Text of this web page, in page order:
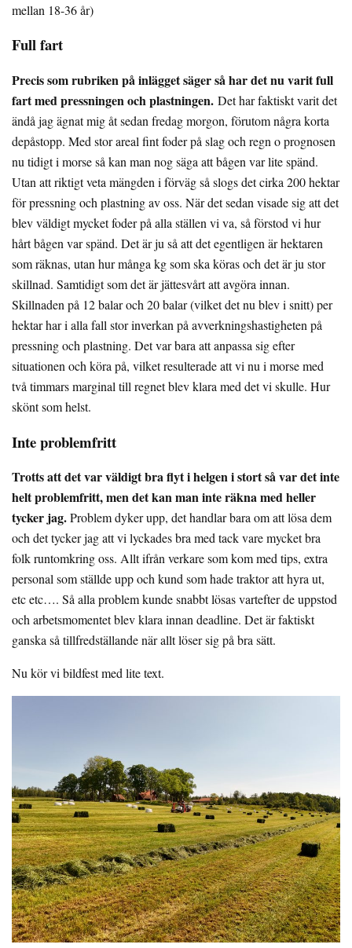
mellan 18-36 år)
Full fart
Precis som rubriken på inlägget säger så har det nu varit full
fart med pressningen och plastningen. Det har faktiskt varit det
ändå jag ägnat mig åt sedan fredag morgon, förutom några korta
depåstopp. Med stor areal fint foder på slag och regn o prognosen
nu tidigt i morse så kan man nog säga att bågen var lite spänd.
Utan att riktigt veta mängden i förväg så slogs det cirka 200 hektar
för pressning och plastning av oss. När det sedan visade sig att det
blev väldigt mycket foder på alla ställen vi va, så förstod vi hur
hårt bågen var spänd. Det är ju så att det egentligen är hektaren
som räknas, utan hur många kg som ska köras och det är ju stor
skillnad. Samtidigt som det är jättesvårt att avgöra innan.
Skillnaden på 12 balar och 20 balar (vilket det nu blev i snitt) per
hektar har i alla fall stor inverkan på avverkningshastigheten på
pressning och plastning. Det var bara att anpassa sig efter
situationen och köra på, vilket resulterade att vi nu i morse med
två timmars marginal till regnet blev klara med det vi skulle. Hur
skönt som helst.
Inte problemfritt
Trotts att det var väldigt bra flyt i helgen i stort så var det inte
helt problemfritt, men det kan man inte räkna med heller
tycker jag.Problem dyker upp, det handlar bara om att lösa dem
och det tycker jag att vi lyckades bra med tack vare mycket bra
folk runtomkring oss. Allt ifrån verkare som kom med tips, extra
personal som ställde upp och kund som hade traktor att hyra ut,
etc etc…. Så alla problem kunde snabbt lösas vartefter de uppstod
och arbetsmomentet blev klara innan deadline. Det är faktiskt
ganska så tillfredställande när allt löser sig på bra sätt.
Nu kör vi bildfest med lite text.